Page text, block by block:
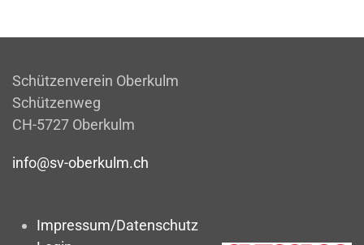
Schützenverein Oberkulm
Schützenweg
CH-5727 Oberkulm
info@sv-oberkulm.ch
Impressum/Datenschutz